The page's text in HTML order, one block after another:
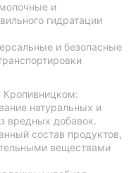
и
гидратации
и безопасные
Кропивницком:
натуральных и
вредных добавок.
состав продуктов,
веществами